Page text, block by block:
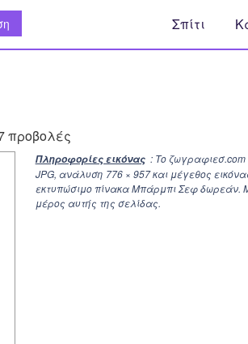
Σπίτι
προβολές
Πληροφορίες εικόνας : Το
JPG, ανάλυση 776 × 957και μέγεθος
εκτυπώσιμο πίνακα Μπάρμπι Σεφ δωρεάν.
μέρος αυτής της σελίδας.